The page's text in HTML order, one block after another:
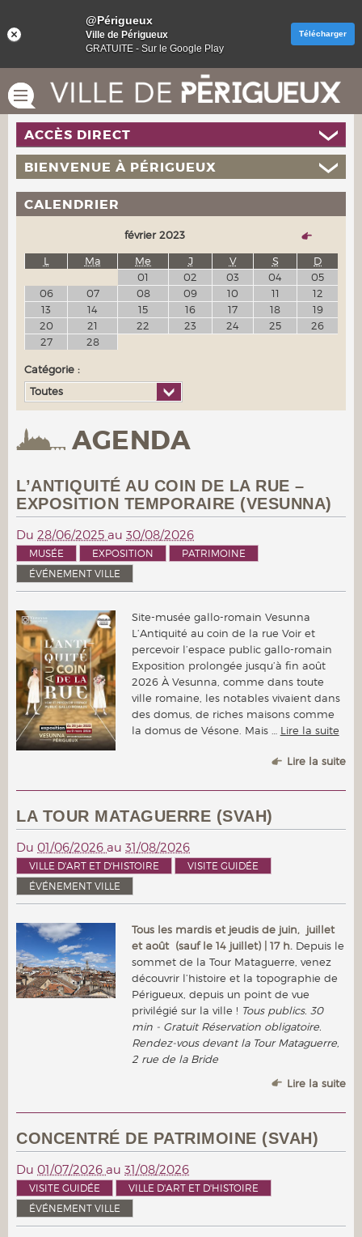
AGENDA
L’ANTIQUITÉ AU COIN DE LA RUE –
EXPOSITION TEMPORAIRE (VESUNNA)
Du 28/06/2025 au 30/08/2026
MUSÉE EXPOSITION
PATRIMOINE
ÉVÉNEMENT VILLE
Site-musée gallo-romain Vesunna
L’Antiquité au coin de la rue Voir et
percevoir l’espace public gallo-romain
Exposition prolongée jusqu’à fin août
2026 À Vesunna, comme dans toute
ville romaine, les notables vivaient dans
des domus, de riches maisons comme
la domus de Vésone. Mais … Lire la suite
Lire la suite
LA TOUR MATAGUERRE (SVAH)
Du 01/06/2026 au 31/08/2026
VILLE D'ART ET D'HISTOIRE
VISITE GUIDÉE
ÉVÉNEMENT VILLE
Tous les mardis et jeudis de juin, juillet
et août (sauf le 14 juillet) | 17 h. Depuis le
sommet de la Tour Mataguerre, venez
découvrir l’histoire et la topographie de
Périgueux, depuis un point de vue
privilégié sur la ville ! Tous publics. 30
min - Gratuit Réservation obligatoire.
Rendez-vous devant la Tour Mataguerre,
2 rue de la Bride
Lire la suite
CONCENTRÉ DE PATRIMOINE (SVAH)
Du 01/07/2026 au 31/08/2026
VISITE GUIDÉE
VILLE D'ART ET D'HISTOIRE
ÉVÉNEMENT VILLE
ACCÈS DIRECT
BIENVENUE À PÉRIGUEUX
CALENDRIER
février 2023
L
Ma Me J V S
D
01
02 03 04
05
06
07 08 09 10 11
12
13
14 15 16 17 18
19
20
21 22 23 24 25
26
27
28
Catégorie :
Toutes
@Périgueux
Ville de Périgueux
GRATUITE - Sur le Google Play
Télécharger